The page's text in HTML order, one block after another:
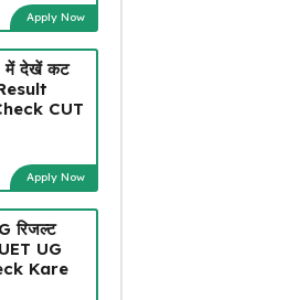
Apply Now
में देखें कट
CUT
Apply Now
रिजल्ट
UG
Kare